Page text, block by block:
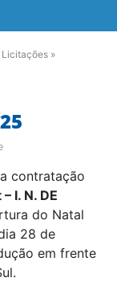
Licitações »
contratação
I. N. DE
do Natal
28 de
em frente